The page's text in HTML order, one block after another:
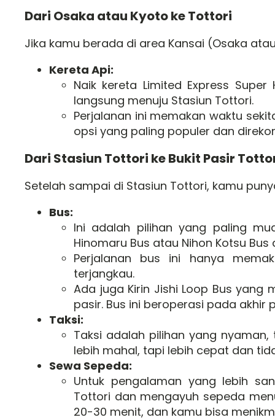
Dari Osaka atau Kyoto ke Tottori
Jika kamu berada di area Kansai (Osaka
Kereta Api:
Naik kereta Limited Express
langsung menuju Stasiun Tottori.
Perjalanan ini memakan waktu
opsi yang paling populer dan
Dari Stasiun Tottori ke Bukit Pasir
Setelah sampai di Stasiun Tottori, kamu
Bus:
Ini adalah pilihan yang paling
Hinomaru Bus atau Nihon Kotsu
Perjalanan bus ini hanya
terjangkau.
Ada juga Kirin Jishi Loop Bus
pasir. Bus ini beroperasi pada akhir
Taksi:
Taksi adalah pilihan yang
lebih mahal, tapi lebih cepat dan
Sewa Sepeda:
Untuk pengalaman yang lebih
Tottori dan mengayuh sepeda
20-30 menit, dan kamu bisa